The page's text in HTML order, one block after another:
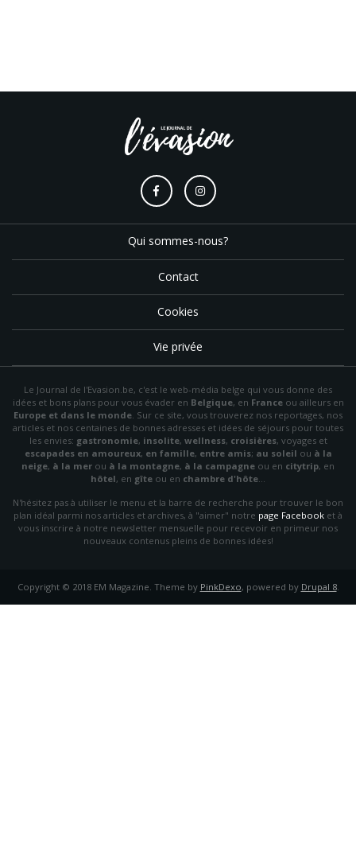
Qui sommes-nous?
Contact
Cookies
Vie privée
Le Journal de l'Evasion.be, c'est le web-média belge qui vous donne des
idées et bons plans pour vous évader en Belgique, en Franceou ailleurs en
Europe et dans le monde . Sur ce site, vous trouverez nos reportages, nos
articles et nos centaines de bonnes adresses et idées de séjours pour toutes
les envies: gastronomie, insolite, wellness, croisières, voyages et
escapades en amoureux, en famille, entre amis; au soleil ou à la
neige, à la mer ou à la montagne, à la campagne ou en citytrip, en
hôtel, en gîte ou en chambre d'hôte
N'hésitez pas à utiliser le menu et la barre de recherche pour trouver le bon
plan idéal parmi nos articles et archives, à "aimer" notre page Facebook et à
vous inscrire à notre newsletter mensuelle pour recevoir en primeur nos
nouveaux contenus pleins de bonnes idées!
Copyright © 2018 EM Magazine. Theme by PinkDexo, powered by Drupal 8.